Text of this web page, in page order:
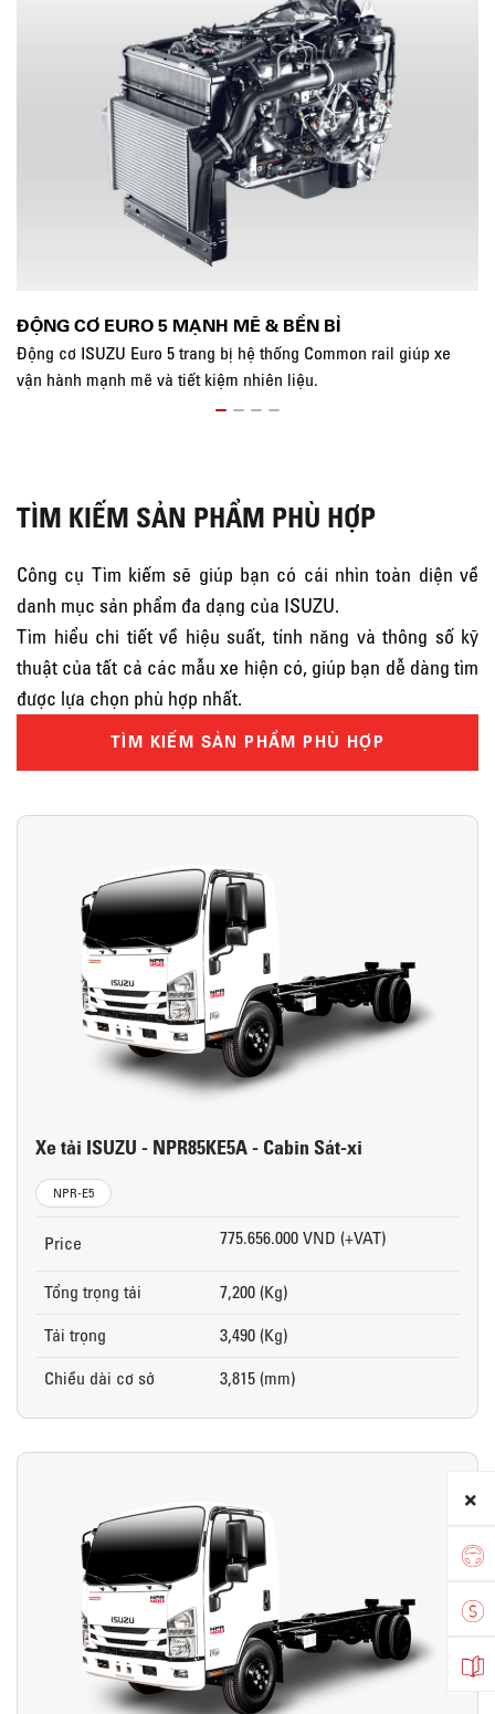
ĐỘNG CƠ EURO 5 MẠNH MẼ & BỀN BỈ
Động cơ ISUZU Euro 5 trang bị hệ thống Common rail giúp xe
vận hành mạnh mẽ và tiết kiệm nhiên liệu.
TÌM KIẾM SẢN PHẨM PHÙ HỢP
Công cụ Tìm kiếm sẽ giúp bạn có cái nhìn toàn diện về
danh mục sản phẩm đa dạng của ISUZU.
Tìm hiểu chi tiết về hiệu suất, tính năng và thông số kỹ
thuật của tất cả các mẫu xe hiện có, giúp bạn dễ dàng tìm
được lựa chọn phù hợp nhất.
TÌM KIẾM SẢN PHẨM PHÙ HỢP
Xe tải ISUZU - NPR85KE5A - Cabin Sát-xi
NPR-E5
Price 775.656.000 VND (+VAT)
Tổng trọng tải
7,200 (Kg)
Tải trọng
3,490 (Kg)
Chiều dài cơ sở
3,815 (mm)